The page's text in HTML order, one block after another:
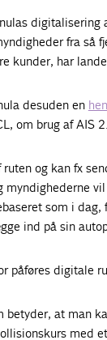
digitalisering
fra så
kunder, har
desuden en
om brug af AIS
og kan fx
myndighederne
som i
ind på sin
påføres digitale
at man
med